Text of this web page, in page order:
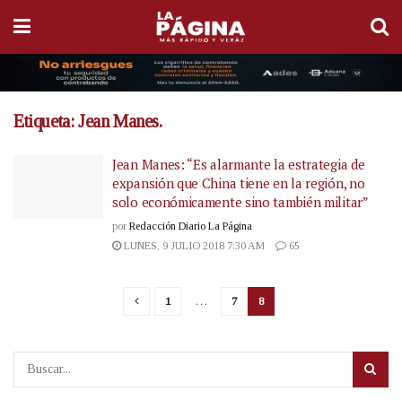
Etiqueta:Jean Manes.
Jean Manes: “Es alarmante la estrategia de
expansión que China tiene en la región, no
solo económicamente sino también militar”
por Redacción Diario La Página
LUNES, 9 JULIO 2018 7:30 AM
65
1 … 7 8